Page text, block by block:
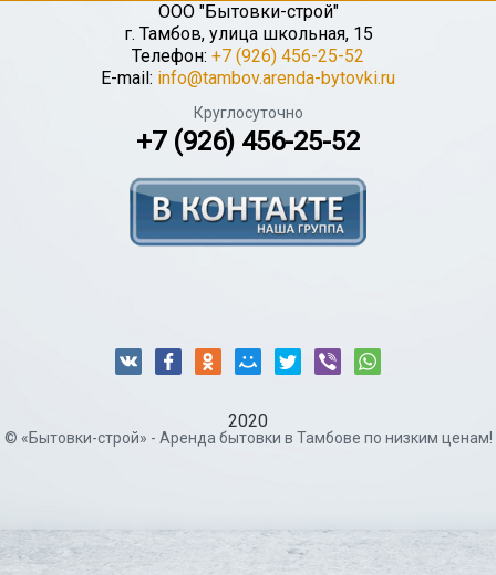
ООО "Бытовки-строй"
г. Тамбов, улица школьная, 15
Телефон: +7 (926) 456-25-52
E-mail: info@tambov.arenda-bytovki.ru
Круглосуточно
+7 (926) 456-25-52
2020
© «Бытовки-строй» - Аренда бытовки в Тамбове по низким ценам!